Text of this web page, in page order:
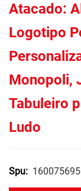
Atacado:
Logotipo
Monopoli,
Tabuleiro
Ludo
Spu: